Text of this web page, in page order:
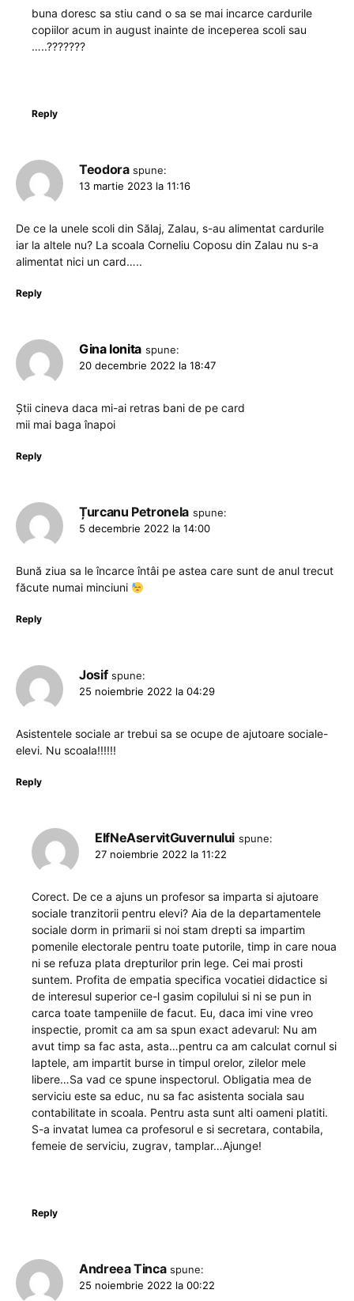
buna doresc sa stiu cand o sa se mai incarce cardurile
copiilor acum in august inainte de inceperea scoli sau
…..???????
Reply
Teodora spune:
13 martie 2023 la 11:16
De ce la unele scoli din Sălaj, Zalau, s-au alimentat cardurile
iar la altele nu? La scoala Corneliu Coposu din Zalau nu s-a
alimentat nici un card…..
Reply
Gina Ionita spune:
20 decembrie 2022 la 18:47
Știi cineva daca mi-ai retras bani de pe card
mii mai baga înapoi
Reply
Țurcanu Petronela spune:
5 decembrie 2022 la 14:00
Bună ziua sa le încarce întâi pe astea care sunt de anul trecut
făcute numai minciuni
Reply
Josif spune:
25 noiembrie 2022 la 04:29
Asistentele sociale ar trebui sa se ocupe de ajutoare sociale-
elevi. Nu scoala!!!!!!
Reply
ElfNeAservitGuvernului spune:
27 noiembrie 2022 la 11:22
Corect. De ce a ajuns un profesor sa imparta si ajutoare
sociale tranzitorii pentru elevi? Aia de la departamentele
sociale dorm in primarii si noi stam drepti sa impartim
pomenile electorale pentru toate putorile, timp in care noua
ni se refuza plata drepturilor prin lege. Cei mai prosti
suntem. Profita de empatia specifica vocatiei didactice si
de interesul superior ce-l gasim copilului si ni se pun in
carca toate tampeniile de facut. Eu, daca imi vine vreo
inspectie, promit ca am sa spun exact adevarul: Nu am
avut timp sa fac asta, asta…pentru ca am calculat cornul si
laptele, am impartit burse in timpul orelor, zilelor mele
libere…Sa vad ce spune inspectorul. Obligatia mea de
serviciu este sa educ, nu sa fac asistenta sociala sau
contabilitate in scoala. Pentru asta sunt alti oameni platiti.
S-a invatat lumea ca profesorul e si secretara, contabila,
femeie de serviciu, zugrav, tamplar…Ajunge!
Reply
Andreea Tinca spune:
25 noiembrie 2022 la 00:22